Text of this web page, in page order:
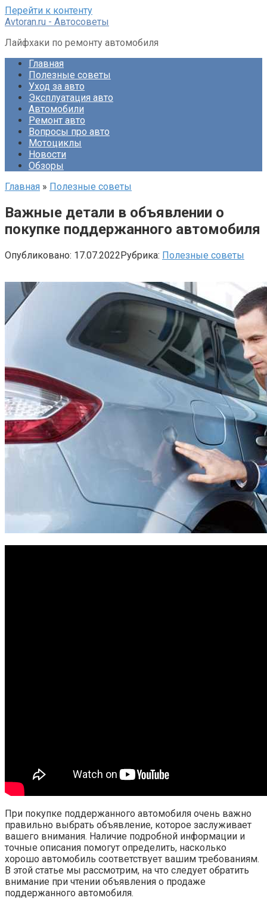
Перейти к контенту
Avtoran.ru - Автосоветы
Лайфхаки по ремонту автомобиля
Главная
Полезные советы
Уход за авто
Эксплуатация авто
Автомобили
Ремонт авто
Вопросы про авто
Мотоциклы
Новости
Обзоры
Главная » Полезные советы
Важные детали в объявлении о
покупке поддержанного автомобиля
Опубликовано: 17.07.2022Рубрика: Полезные советы
При покупке поддержанного автомобиля очень важно
правильно выбрать объявление, которое заслуживает
вашего внимания. Наличие подробной информации и
точные описания помогут определить, насколько
хорошо автомобиль соответствует вашим требованиям.
В этой статье мы рассмотрим, на что следует обратить
внимание при чтении объявления о продаже
поддержанного автомобиля.